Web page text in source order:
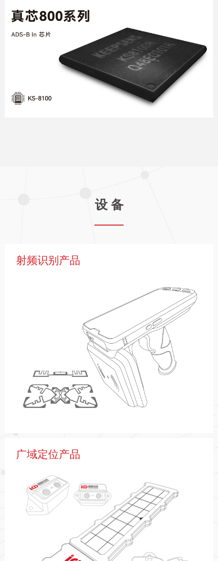
RFID、GB RFID、ISO RFID）探索的企业，具有自主
研发的2.45G有源RFID、800/900MHz无源RFID两大产
品系，涵盖多种类、多形态的多款电子标签、读写器
产品。适用于仓储、物流、资产管理等各领域应用。
设 备
RFID、国标RFID、自主芯片ISO RFID）探索的企业
更多 >
射频识别产品
广域定位产品